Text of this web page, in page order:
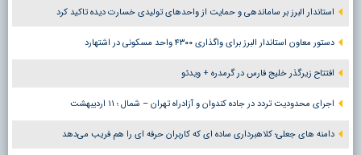
استاندار البرز بر ساماندهی و حمایت از واحدهای تولیدی خسارت دیده تاکید کرد
دستور معاون استاندار البرز برای واگذاری ۴۳۰۰ واحد مسکونی در اشتهارد
افتتاح زیرگذر خلیج فارس در گرمدره + ویدئو
اجرای محدودیت تردد در جاده کندوان و آزادراه تهران – شمال ؛ ١١ اردیبهشت
دامنه های جعلی؛ کلاهبرداری ساده ای که کاربران حرفه ای را هم فریب می‌دهد